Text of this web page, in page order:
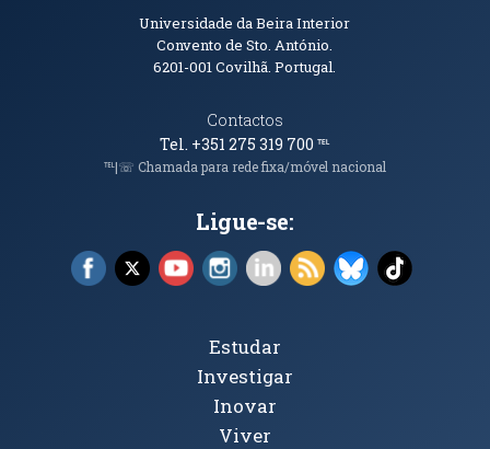
Informações de Contacto
Universidade da Beira Interior
Convento de Sto. António.
6201-001Covilhã. Portugal.
Contactos
Tel. +351 275 319 700℡
℡|☏ Chamada para rede fixa/móvel nacional
Ligue-se:
Facebook (abre em nova janela)
X (abre em nova janela)
YouTube (abre em nova janela)
Instagram (abre em nova janela)
LinkedIn (abre em nova
RSS (abre em nova
Bluesky (abre
TikTok
Tópicos Principais
Estudar
Investigar
Inovar
Viver